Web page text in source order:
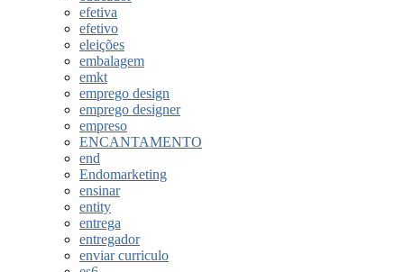
efetiva
efetivo
eleições
embalagem
emkt
emprego design
emprego designer
empreso
ENCANTAMENTO
end
Endomarketing
ensinar
entity
entrega
entregador
enviar curriculo